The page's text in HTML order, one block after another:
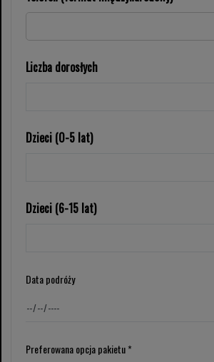
Liczba dorosłych
Dzieci (0-5 lat)
Dzieci (6-15 lat)
Data podróży
Preferowana opcja pakietu *